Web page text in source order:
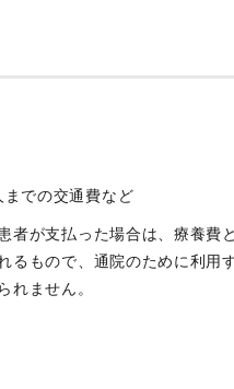
での交通費など
者が支払った場合は、療養費
るもので、通院のために利用
れません。